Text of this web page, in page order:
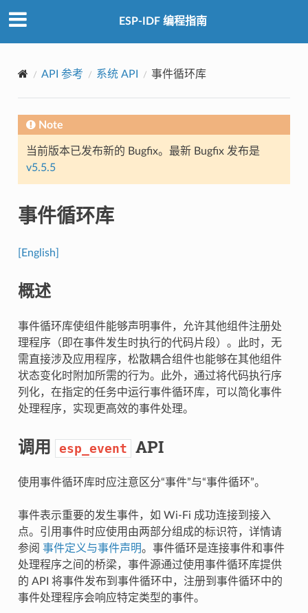
ESP-IDF 编程指南
API 参考 系统 API 事件循环库
Note
当前版本已发布新的 Bugfix。最新 Bugfix 发布是
v5.5.5
事件循环库
[English]
概述
事件循环库使组件能够声明事件，允许其他组件注册处
理程序（即在事件发生时执行的代码片段）。此时，无
需直接涉及应用程序，松散耦合组件也能够在其他组件
状态变化时附加所需的行为。此外，通过将代码执行序
列化，在指定的任务中运行事件循环库，可以简化事件
处理程序，实现更高效的事件处理。
调用 esp_event API
使用事件循环库时应注意区分“事件”与“事件循环”。
事件表示重要的发生事件，如 Wi-Fi 成功连接到接入
点。引用事件时应使用由两部分组成的标识符，详情请
参阅 事件定义与事件声明。事件循环是连接事件和事件
处理程序之间的桥梁，事件源通过使用事件循环库提供
的 API 将事件发布到事件循环中，注册到事件循环中的
事件处理程序会响应特定类型的事件。